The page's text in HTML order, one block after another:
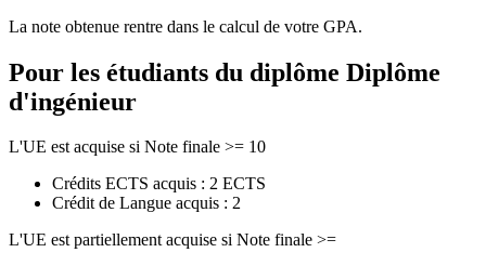
La note obtenue rentre dans le calcul de votre GPA.
Pour les étudiants du diplôme Diplôme
d'ingénieur
L'UE est acquise si Note finale >= 10
Crédits ECTS acquis : 2 ECTS
Crédit de Langue acquis : 2
L'UE est partiellement acquise si Note finale >=